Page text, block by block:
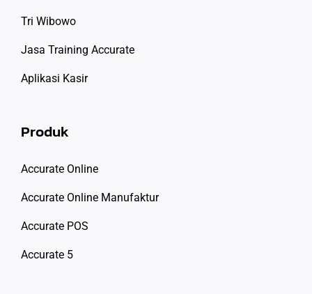
Tri Wibowo
Jasa Training Accurate
Aplikasi Kasir
Produk
Accurate Online
Accurate Online Manufaktur
Accurate POS
Accurate 5